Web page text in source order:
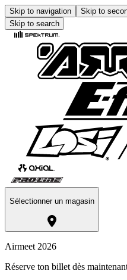
Skip to navigation Skip to
Skip to search
Sélectionner un magasin
Airmeet 2026
Réserve ton billet dès